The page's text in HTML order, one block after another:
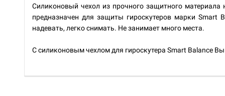
Силиконовый чехол из прочного защитного
предназначен для защиты гироскутеров марки Smart
надевать, легко снимать. Не занимает много места.
С силиконовым чехлом для гироскутера Smart Balance